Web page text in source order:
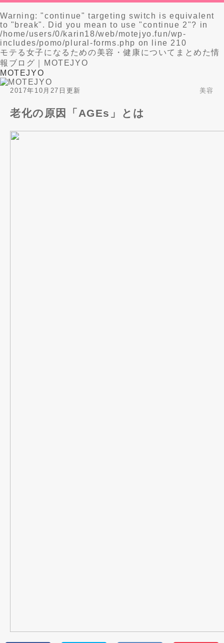
Warning: "continue" targeting switch is equivalent
to "break". Did you mean to use "continue 2"? in
/home/users/0/karin18/web/motejyo.fun/wp-
includes/pomo/plural-forms.php on line 210
モテる女子になるための美容・健康についてまとめた情
報ブログ｜MOTEJYO
MOTEJYO
2017年10月27日更新 美容
老化の原因「AGEs」とは